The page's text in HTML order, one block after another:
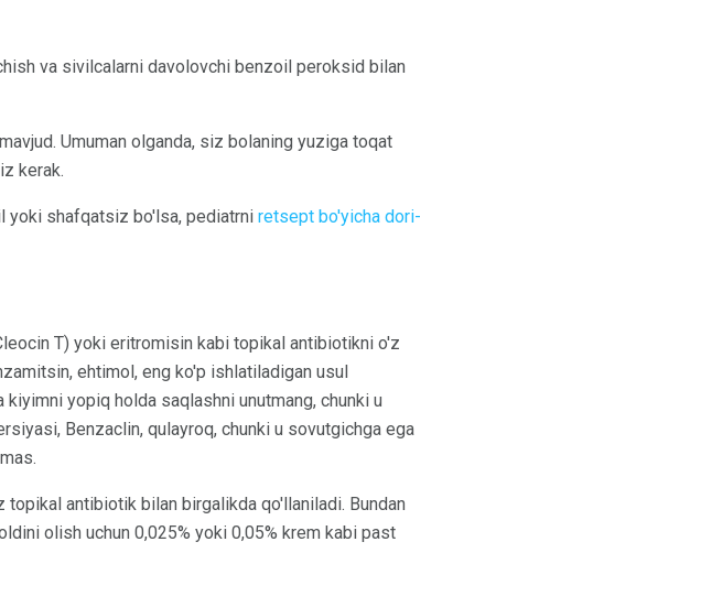
va sivilcalarni davolovchi benzoil peroksid bilan
Umuman olganda, siz bolaning yuziga toqat
kerak.
yoki shafqatsiz bo'lsa, pediatrni retsept bo'yicha dori-
T) yoki eritromisin kabi topikal antibiotikni o'z
ehtimol, eng ko'p ishlatiladigan usul
yopiq holda saqlashni unutmang, chunki u
Benzaclin, qulayroq, chunki u sovutgichga ega
antibiotik bilan birgalikda qo'llaniladi. Bundan
olish uchun 0,025% yoki 0,05% krem ​​kabi past